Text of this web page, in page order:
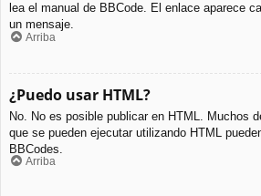
lea el manual de BBCode. El enlace aparece
un mensaje.
Arriba
¿Puedo usar HTML?
No. No es posible publicar en HTML. Muchos
que se pueden ejecutar utilizando HTML
BBCodes.
Arriba